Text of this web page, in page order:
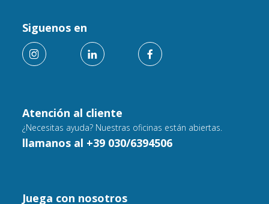
Atención al cliente
¿Necesitas ayuda? Nuestras oficinas están abiertas.
llamanos al +39 030/6394506
Siguenos en
Juega con nosotros